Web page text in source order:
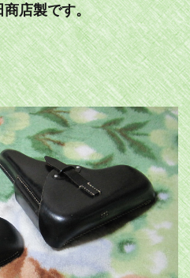
店製です。